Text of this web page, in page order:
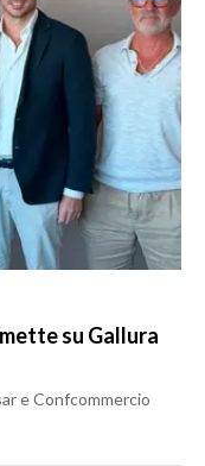
su Gallura
e Confcommercio